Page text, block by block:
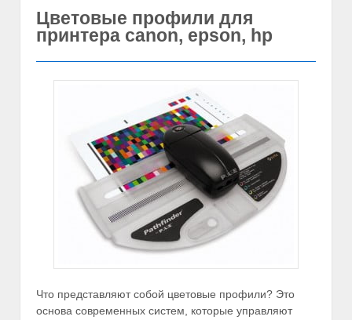
Цветовые профили для
принтера canon, epson, hp
Что представляют собой цветовые профили? Это
основа современных систем, которые управляют